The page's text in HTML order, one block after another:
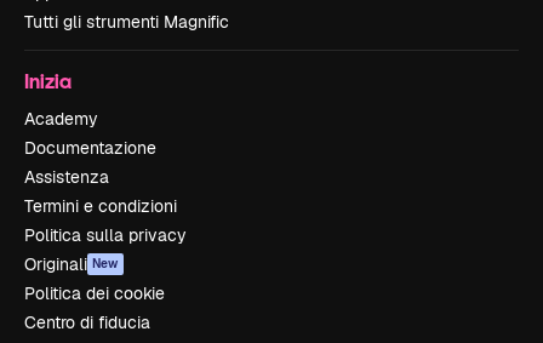
Tutti gli strumenti Magnific
Inizia
Academy
Documentazione
Assistenza
Termini e condizioni
Politica sulla privacy
Originali New
Politica dei cookie
Centro di fiducia